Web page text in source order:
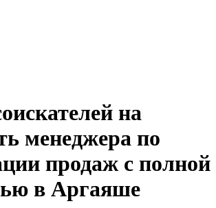
на
менеджера по
продаж с полной
в Аргаяше